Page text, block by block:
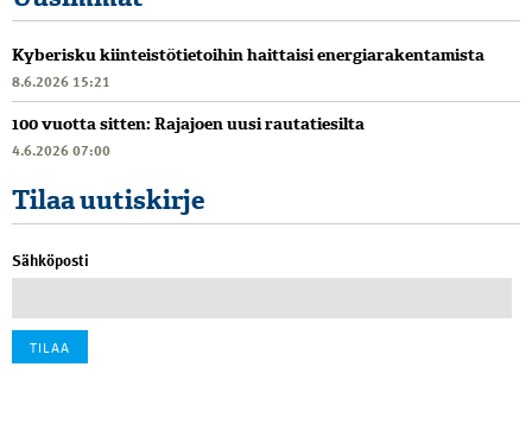
Kyberisku kiinteistötietoihin haittaisi energiarakentamista
8.6.2026 15:21
100 vuotta sitten: Rajajoen uusi rautatiesilta
4.6.2026 07:00
Tilaa uutiskirje
Sähköposti